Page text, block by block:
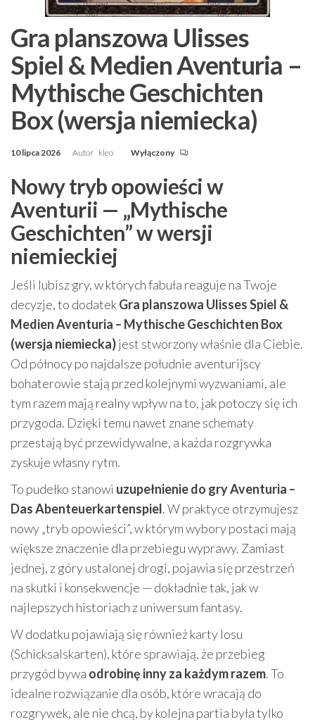
Gra planszowa Ulisses
Spiel & Medien Aventuria –
Mythische Geschichten
Box (wersja niemiecka)
10 lipca 2026 Autor kleo Wyłączony
Nowy tryb opowieści w
Aventurii — „Mythische
Geschichten” w wersji
niemieckiej
Jeśli lubisz gry, w których fabuła reaguje na Twoje
decyzje, to dodatekGra planszowa Ulisses Spiel &
Medien Aventuria – Mythische Geschichten Box
(wersja niemiecka)jest stworzony właśnie dla Ciebie.
Od północy po najdalsze południe aventurijscy
bohaterowie stają przed kolejnymi wyzwaniami, ale
tym razem mają realny wpływ na to, jak potoczy się ich
przygoda. Dzięki temu nawet znane schematy
przestają być przewidywalne, a każda rozgrywka
zyskuje własny rytm.
To pudełko stanowi uzupełnienie do gry Aventuria –
Das Abenteuerkartenspiel. W praktyce otrzymujesz
nowy „tryb opowieści”, w którym wybory postaci mają
większe znaczenie dla przebiegu wyprawy. Zamiast
jednej, z góry ustalonej drogi, pojawia się przestrzeń
na skutki i konsekwencje — dokładnie tak, jak w
najlepszych historiach z uniwersum fantasy.
W dodatku pojawiają się również karty losu
(Schicksalskarten), które sprawiają, że przebieg
przygód bywa odrobinę inny za każdym razem. To
idealne rozwiązanie dla osób, które wracają do
rozgrywek, ale nie chcą, by kolejna partia była tylko